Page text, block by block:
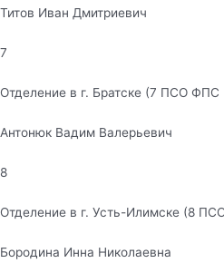
Титов Иван Дмитриевич
7
Отделение в г. Братске (7 ПСО ФПС
Антонюк Вадим Валерьевич
8
Отделение в г. Усть-Илимске (8
Бородина Инна Николаевна